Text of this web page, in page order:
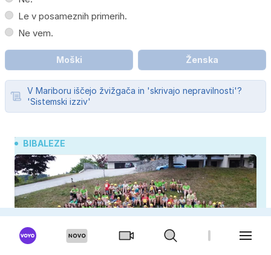
Le v posameznih primerih.
Ne vem.
Moški Ženska
V Mariboru iščejo žvižgača in 'skrivajo nepravilnosti'?
'Sistemski izziv'
BIBALEZE